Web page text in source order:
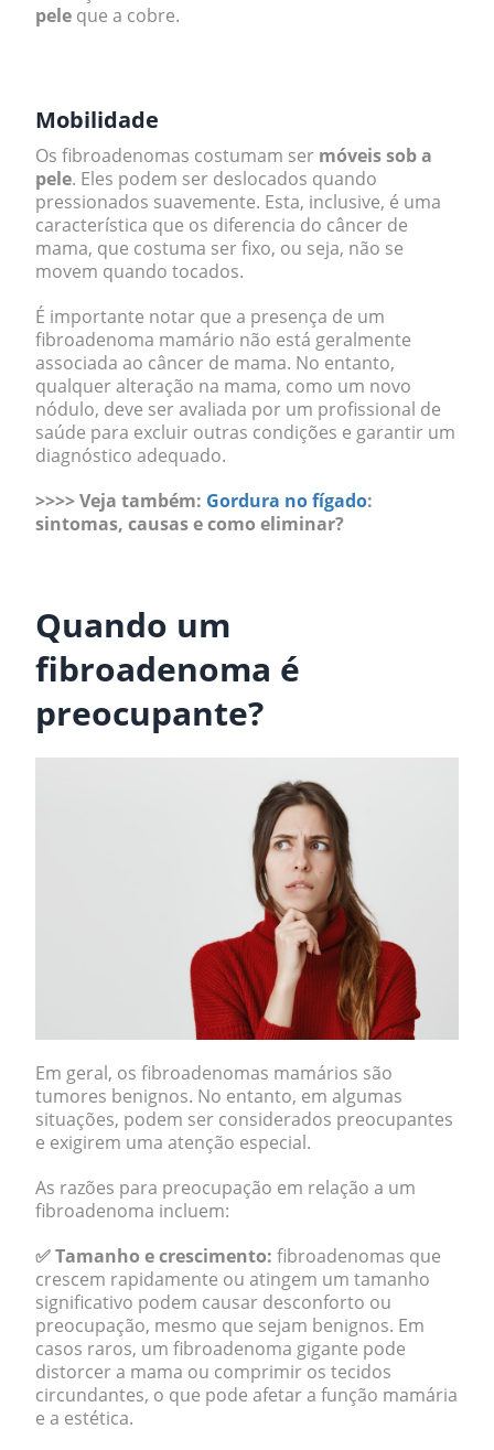
pele que a cobre.
Mobilidade
Os fibroadenomas costumam ser móveis sob a
pele. Eles podem ser deslocados quando
pressionados suavemente. Esta, inclusive, é uma
característica que os diferencia do câncer de
mama, que costuma ser fixo, ou seja, não se
movem quando tocados.
É importante notar que a presença de um
fibroadenoma mamário não está geralmente
associada ao câncer de mama. No entanto,
qualquer alteração na mama, como um novo
nódulo, deve ser avaliada por um profissional de
saúde para excluir outras condições e garantir um
diagnóstico adequado.
>>>> Veja também: Gordura no fígado:
sintomas, causas e como eliminar?
Quando um
fibroadenoma é
preocupante?
Em geral, os fibroadenomas mamários são
tumores benignos. No entanto, em algumas
situações, podem ser considerados preocupantes
e exigirem uma atenção especial.
As razões para preocupação em relação a um
fibroadenoma incluem:
✅Tamanho e crescimento: fibroadenomas que
crescem rapidamente ou atingem um tamanho
significativo podem causar desconforto ou
preocupação, mesmo que sejam benignos. Em
casos raros, um fibroadenoma gigante pode
distorcer a mama ou comprimir os tecidos
circundantes, o que pode afetar a função mamária
e a estética.